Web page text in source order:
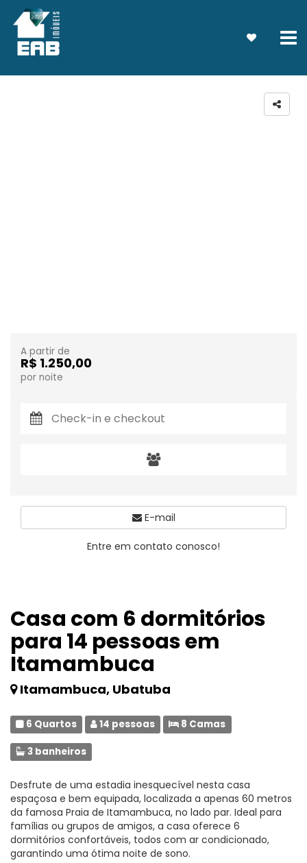
Casa com 6 dormitórios
para 14 pessoas em
Itamambuca
Itamambuca, Ubatuba
6 Quartos 14 pessoas 8 Camas
3 banheiros
Desfrute de uma estadia inesquecível nesta casa
espaçosa e bem equipada, localizada a apenas 60 metros
da famosa Praia de Itamambuca, no lado par. Ideal para
famílias ou grupos de amigos, a casa oferece 6
dormitórios confortáveis, todos com ar condicionado,
garantindo uma ótima noite de sono.
A partir de
R$ 1.250,00
por noite
E-mail
Entre em contato conosco!